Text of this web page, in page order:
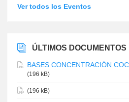
Ver todos los Eventos
ÚLTIMOS DOCUMENTOS
BASES CONCENTRACIÓN
(196 kB)
(196 kB)